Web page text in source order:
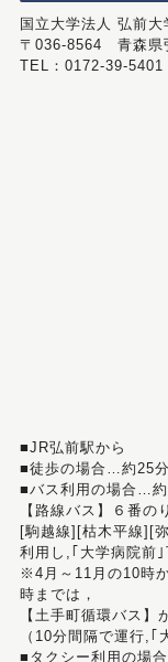
国立大学法人 弘前
〒036-8564 青森県
TEL：0172-39-
■JR弘前駅から
■徒歩の場合…約25分
■バス利用の場合…
【路線バス】６番の
[駒越線][枯木平線][
利用し,｢大学病院前｣
※4月～11月の10時
時までは，
【土手町循環バス】
（10分間隔で運行,｢
■タクシー利用の場